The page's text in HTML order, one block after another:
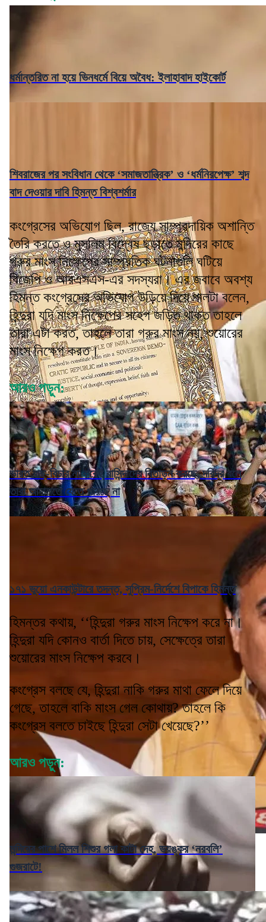
ধর্মান্তরিত না হয়ে ভিনধর্মে বিয়ে অবৈধ: ইলাহাবাদ হাইকোর্ট
শিবরাজের পর সংবিধান থেকে ‘সমাজতান্ত্রিক’ ও ‘ধর্মনিরপেক্ষ’ শব্দ
বাদ দেওয়ার দাবি হিমন্ত বিশ্বশর্মার
কংগ্রেসের অভিযোগ ছিল, রাজ্যে সাম্প্রদায়িক অশান্তি
তৈরি করতে ও মুসলিম বিদ্বেষ ছড়াতে মন্দিরের কাছে
গরুর মাংস নিক্ষেপের সাম্প্রতিক ঘটনাগুলি ঘটিয়ে
বিজেপি ও আরএসএস-এর সদস্যরা। এর জবাবে অবশ্য
হিমন্ত কংগ্রেসের অভিযোগ উড়িয়ে দিয়ে পালটা বলেন,
হিন্দুরা যদি মাংস নিক্ষেপের সহেগ জড়িত থাকত তাহলে
তারা এটা করত, তাহলে তারা গরুর মাংস নয়, শুয়োরের
মাংস নিক্ষেপ করত।
আরও পড়ুন:
ভারত বাছ-বিচার না করেই বাসিন্দাদের বিতাড়ন করছে, দরিদ্র বলে
তারা আদালতে যেতে পারছে না
১৭১ ভুয়ো এনকাউন্টারে তদন্ত, সুপ্রিম-নির্দেশে বিপাকে হিমন্ত
হিমন্তর কথায়, ‘‘হিন্দুরা গরুর মাংস নিক্ষেপ করে না।
হিন্দুরা যদি কোনও বার্তা দিতে চায়, সেক্ষেত্রে তারা
শুয়োরের মাংস নিক্ষেপ করবে।
কংগ্রেস বলছে যে, হিন্দুরা নাকি গরুর মাথা ফেলে দিয়ে
গেছে, তাহলে বাকি মাংস গেল কোথায়? তাহলে কি
কংগ্রেস বলতে চাইছে হিন্দুরা সেটা খেয়েছে?’’
আরও পড়ুন:
মন্দিরের পাশে মিলল শিশুর গলা কাটা দেহ, ভয়ঙ্কর ‘নরবলি’
গুজরাটে!